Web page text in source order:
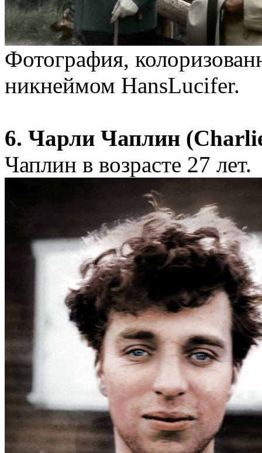
Фотография,
никнеймом HansLucifer.
6. Чарли Чаплин
Чаплин в возрасте 27 лет.